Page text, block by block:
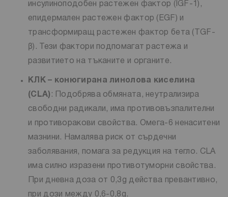
инсулиноподобен растежен фактор (IGF-1),
епидермален растежен фактор (EGF) и
трансформиращ растежен фактор бета (TGF-
β). Тези фактори подпомагат растежа и
развитието на тъканите и органите.
КЛК – конюгирана линолова киселина
(CLA) : Подобрява обмяната, неутрализира
свободни радикали, има противовъзпалителни
и противоракови свойства. Омега-6 ненаситени
мазнини. Намалява риск от сърдечни
заболявания, помага за редукция на тегло. CLA
има силно изразени противотуморни свойства.
При дневна доза от 0,3g действа превантивно,
при дози между 0,6-0,8g.